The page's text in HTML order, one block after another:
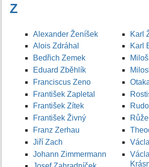
Z
Alexander Ženíšek
Alois Zdráhal
Bedřich Zemek
Eduard Zběhlík
Franciscus Zeno
František Zapletal
František Zítek
František Živný
Franz Zerhau
Jiří Zach
Johann Zimmermann
Karl
Karl